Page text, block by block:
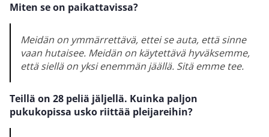
Miten se on paikattavissa?
Meidän on ymmärrettävä, ettei se auta, että sinne
vaan hutaisee. Meidän on käytettävä hyväksemme,
että siellä on yksi enemmän jäällä. Sitä emme tee.
Teillä on 28 peliä jäljellä. Kuinka paljon
pukukopissa usko riittää pleijareihin?